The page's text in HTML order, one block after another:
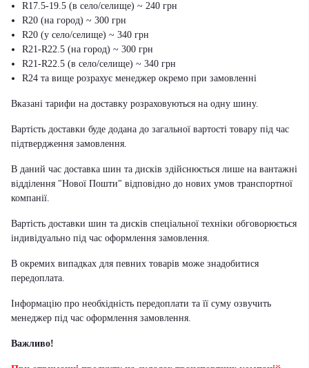
R17.5-19.5 (в село/селище) ~ 240 грн
R20 (на город) ~ 300 грн
R20 (у село/селище) ~ 340 грн
R21-R22.5 (на город) ~ 300 грн
R21-R22.5 (в село/селище) ~ 340 грн
R24 та вище розрахує менеджер окремо при замовленні
Вказані тарифи на доставку розраховуються на одну шину.
Вартість доставки буде додана до загальної вартості товару під час
підтвердження замовлення.
В даний час доставка шин та дисків здійснюється лише на вантажні
відділення "Нової Пошти" відповідно до нових умов транспортної
компанії.
Вартість доставки шин та дисків спеціальної техніки обговорюється
індивідуально під час оформлення замовлення.
В окремих випадках для певних товарів може знадобитися
передоплата.
Інформацію про необхідність передоплати та її суму озвучить
менеджер під час оформлення замовлення.
Важливо!